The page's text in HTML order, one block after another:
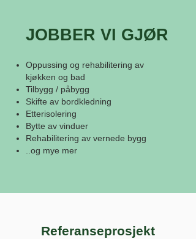
JOBBER VI GJØR
Oppussing og rehabilitering av
kjøkken og bad
Tilbygg / påbygg
Skifte av bordkledning
Etterisolering
Bytte av vinduer
Rehabilitering av vernede bygg
..og mye mer
Referanseprosjekt